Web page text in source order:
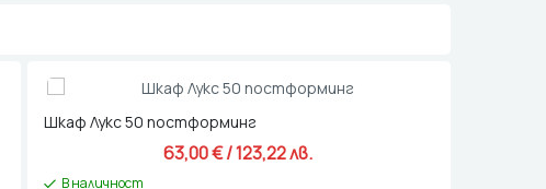
Шкаф Лукс 50 постформинг
63,00 € / 123,22 лв.
В наличност